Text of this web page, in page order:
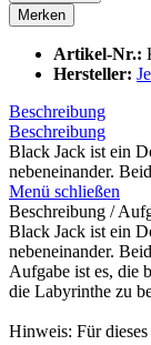
Merken
Artikel-Nr.:
Hersteller:
Beschreibung
Beschreibung
Black Jack ist ein
nebeneinander.
Menü schließen
Beschreibung /
Black Jack ist ein
nebeneinander.
Aufgabe ist es, die
die Labyrinthe zu
Hinweis: Für